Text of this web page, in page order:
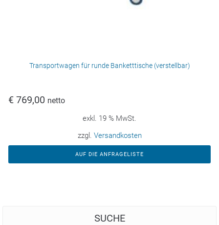
Transportwagen für runde Banketttische (verstellbar)
€ 769,00 netto
exkl. 19 % MwSt.
zzgl. Versandkosten
AUF DIE ANFRAGELISTE
SUCHE